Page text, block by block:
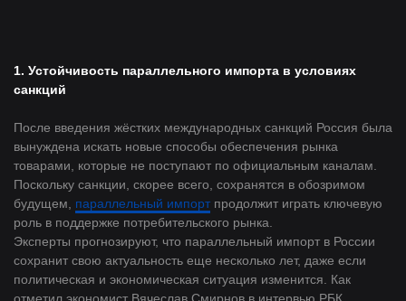
1. Устойчивость параллельного импорта в условиях
санкций
После введения жёстких международных санкций Россия была
вынуждена искать новые способы обеспечения рынка
товарами, которые не поступают по официальным каналам.
Поскольку санкции, скорее всего, сохранятся в обозримом
будущем, параллельный импорт продолжит играть ключевую
роль в поддержке потребительского рынка.
Эксперты прогнозируют, что параллельный импорт в России
сохранит свою актуальность еще несколько лет, даже если
политическая и экономическая ситуация изменится. Как